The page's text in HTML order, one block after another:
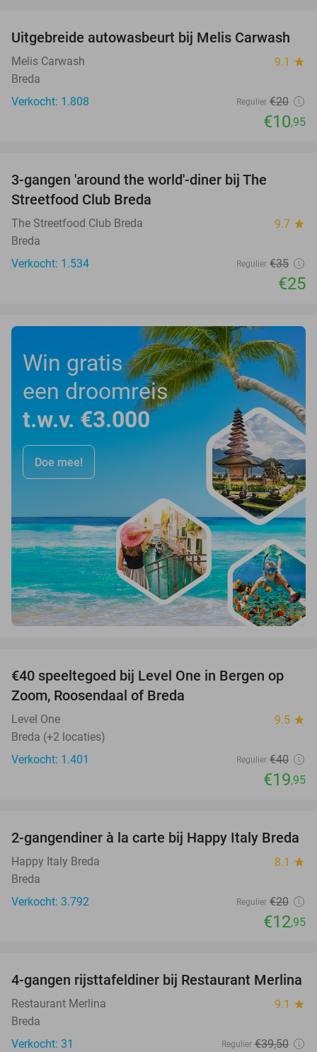
45%
Uitgebreide autowasbeurt bij Melis Carwash
Melis Carwash 9.1 star
Breda
Verkocht: 1.808
Regulier €20
€10,95
3-gangen 'around the world'-diner bij The
Streetfood Club Breda
The Streetfood Club Breda 9.7 star
Breda
Verkocht: 1.534
Regulier €35
€25
Win gratis
een droomreis
t.w.v. €3.000
Doe mee!
50%
€40 speeltegoed bij Level One in Bergen op
Zoom, Roosendaal of Breda
Level One 9.5 star
Breda (+2 locaties)
Verkocht: 1.401
Regulier €40
€19,95
35%
2-gangendiner à la carte bij Happy Italy Breda
Happy Italy Breda 8.1 star
Breda
Verkocht: 3.792
Regulier €20
€12,95
29%
4-gangen rijsttafeldiner bij Restaurant Merlina
Restaurant Merlina 9.1 star
Breda
Verkocht: 31
Regulier €39,50